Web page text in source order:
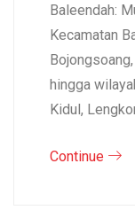
Baleendah:
Kecamatan
hingga
Kidul,
Continue